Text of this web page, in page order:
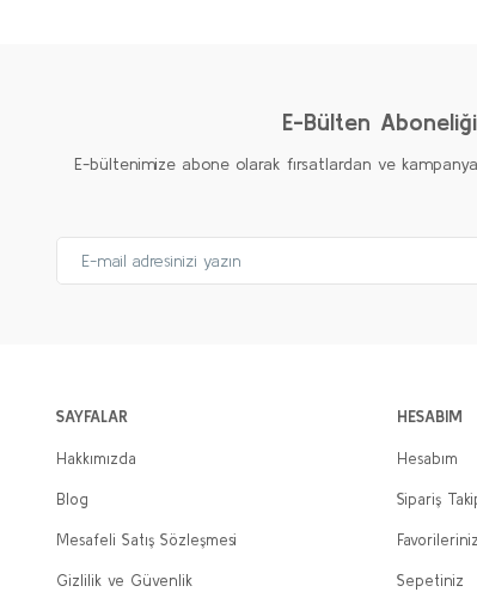
E-Bülten Aboneliği
E-bültenimize abone olarak fırsatlardan ve
SAYFALAR
Hakkımızda
Blog
Mesafeli Satış Sözleşmesi
Gizlilik ve Güvenlik
HESABIM
Hesabım
Sipariş
Favorileriniz
Sepetiniz